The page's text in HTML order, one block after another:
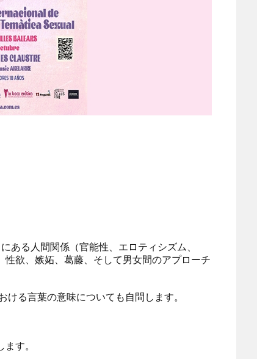
る人間関係（官能性、エロティシズム、
欲、嫉妬、葛藤、そして男女間のアプローチ
る言葉の意味についても自問します。
す。